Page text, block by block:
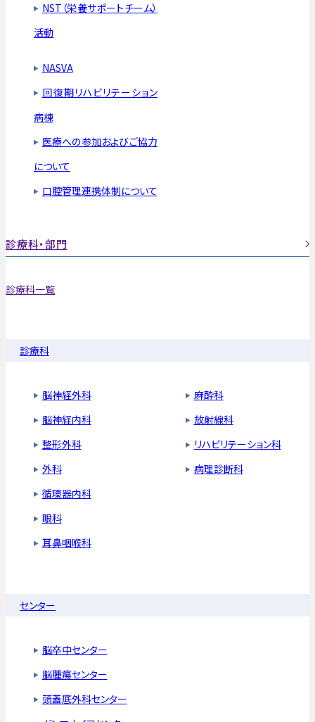
NST（栄養サポートチーム）
活動
NASVA
回復期リハビリテーション
病棟
医療への参加およびご協力
について
口腔管理連携体制について
診療科・部門
診療科一覧
診療科
脳神経外科
脳神経内科
整形外科
外科
循環器内科
眼科
耳鼻咽喉科
麻酔科
放射線科
リハビリテーション科
病理診断科
センター
脳卒中センター
脳腫瘍センター
頭蓋底外科センター